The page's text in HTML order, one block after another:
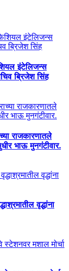
इंटेलिजन्स
ब्रिजेश सिंह
राजकारणातले
भाऊ मुनगंटीवार.
वृद्धांना